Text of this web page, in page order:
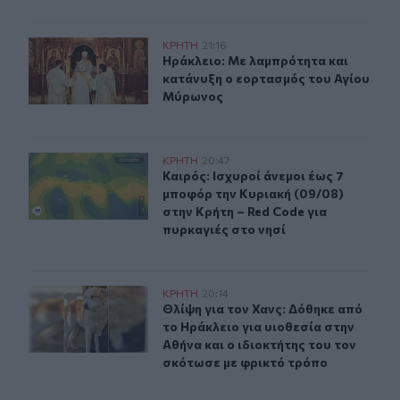
Ηράκλειο: Με λαμπρότητα και κατάνυξη ο εορτασμός
ΚΡΗΤΗ 21:16
Ηράκλειο: Με λαμπρότητα και
Ηράκλειο: Με λαμπρότητα και
κατάνυξη ο εορτασμός του Αγίου
Μύρωνος
Καιρός: Ισχυροί άνεμοι έως 7 μποφόρ την Κυριακή
ΚΡΗΤΗ 20:47
Καιρός: Ισχυροί άνεμοι έως 7
Καιρός: Ισχυροί άνεμοι έως 7
μποφόρ την Κυριακή (09/08)
στην Κρήτη – Red Code για
πυρκαγιές στο νησί
Θλίψη για τον Χανς: Δόθηκε από το Ηράκλειο για
ΚΡΗΤΗ 20:14
Θλίψη για τον Χανς: Δόθηκε από το
Θλίψη για τον Χανς: Δόθηκε από
το Ηράκλειο για υιοθεσία στην
Αθήνα και ο ιδιοκτήτης του τον
σκότωσε με φρικτό τρόπο